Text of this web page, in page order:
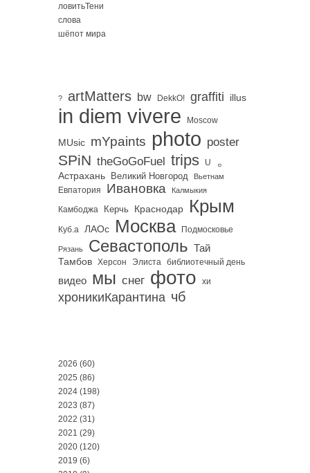
ловитьТени
слова
шёпот мира
? artMatters bw DekkO! graffiti illus
in diem vivere Moscow
MUsic mYpaints photo poster
SPiN theGoGoFuel trips U 。
Астрахань Великий Новгород Вьетнам
Евпатория Ивановка Калмыкия
Камбоджа Керчь Краснодар Крым
Куб.а ЛАОс Москва Подмосковье
Рязань Севастополь Тай
Тамбов Херсон Элиста библиотечный день
видео мы снег фото хи
хроникиКарантина чб
2026 (60)
2025 (86)
2024 (198)
2023 (87)
2022 (31)
2021 (29)
2020 (120)
2019 (6)